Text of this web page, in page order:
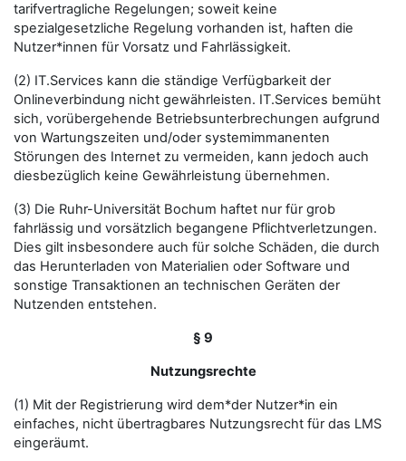
tarifvertragliche Regelungen; soweit keine
spezialgesetzliche Regelung vorhanden ist, haften die
Nutzer*innen für Vorsatz und Fahrlässigkeit.
(2) IT.Services kann die ständige Verfügbarkeit der
Onlineverbindung nicht gewährleisten. IT.Services bemüht
sich, vorübergehende Betriebsunterbrechungen aufgrund
von Wartungszeiten und/oder systemimmanenten
Störungen des Internet zu vermeiden, kann jedoch auch
diesbezüglich keine Gewährleistung übernehmen.
(3) Die Ruhr-Universität Bochum haftet nur für grob
fahrlässig und vorsätzlich begangene Pflichtverletzungen.
Dies gilt insbesondere auch für solche Schäden, die durch
das Herunterladen von Materialien oder Software und
sonstige Transaktionen an technischen Geräten der
Nutzenden entstehen.
§ 9
Nutzungsrechte
(1) Mit der Registrierung wird dem*der Nutzer*in ein
einfaches, nicht übertragbares Nutzungsrecht für das LMS
eingeräumt.